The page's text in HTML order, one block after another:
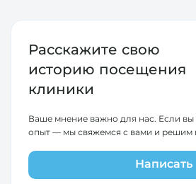
Расскажите свою
историю посещения
клиники
Ваше мнение важно для нас. Если вы
опыт — мы свяжемся с вами и решим
Написать